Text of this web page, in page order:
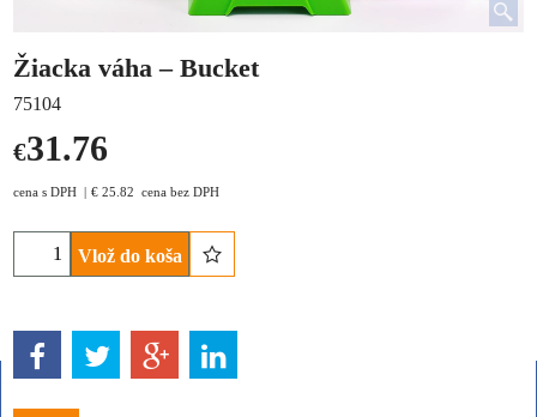
Žiacka váha – Bucket
75104
€31.76
cena s DPH € 25.82 cena bez DPH
Vlož do koša